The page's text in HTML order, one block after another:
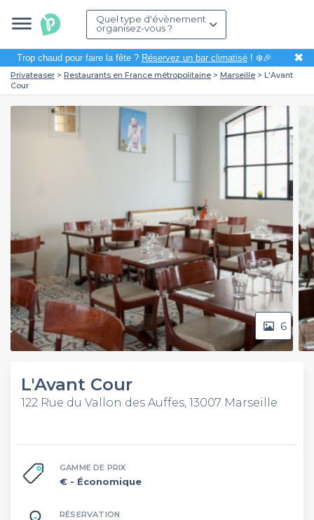
Quel type d'évènement
organisez-vous ?
Trop chaud pour faire la fête ? Réservez un bar climatisé! ❄️🎉 ✖
Privateaser Restaurants en France métropolitaine Marseille
L'Avant
Cour
6
L'Avant Cour
122 Rue du Vallon des Auffes, 13007 Marseille
GAMME DE PRIX
€ - Économique
RÉSERVATION